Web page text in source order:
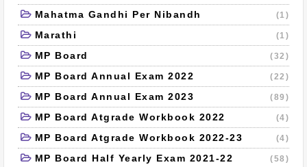
Mahatma Gandhi Per Nibandh (1)
Marathi (1)
MP Board (32)
MP Board Annual Exam 2022 (22)
MP Board Annual Exam 2023 (89)
MP Board Atgrade Workbook 2022 (4)
MP Board Atgrade Workbook 2022-23 (4)
MP Board Half Yearly Exam 2021-22 (58)